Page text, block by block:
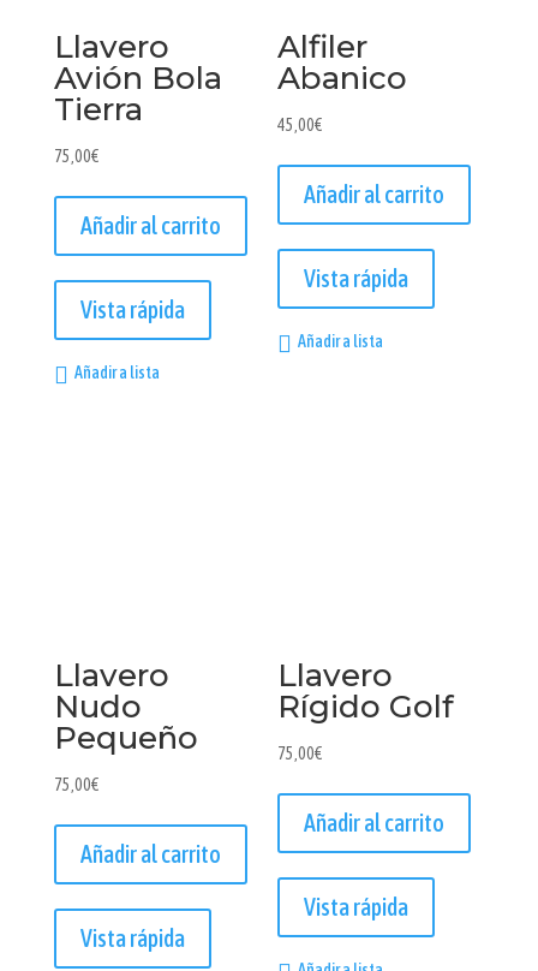
Llavero
Avión Bola
Tierra
75,00€
Añadir al carrito
Vista rápida
Añadir a lista
Alfiler
Abanico
45,00€
Añadir al carrito
Vista rápida
Añadir a lista
Llavero
Nudo
Pequeño
75,00€
Añadir al carrito
Vista rápida
Llavero
Rígido Golf
75,00€
Añadir al carrito
Vista rápida